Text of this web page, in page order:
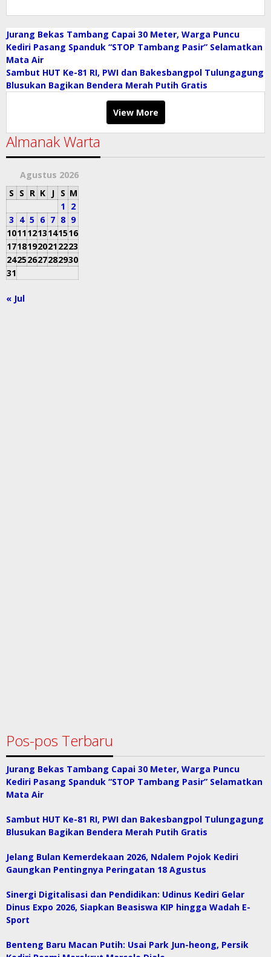
Jurang Bekas Tambang Capai 30 Meter, Warga Puncu
Kediri Pasang Spanduk “STOP Tambang Pasir” Selamatkan
Mata Air
Sambut HUT Ke-81 RI, PWI dan Bakesbangpol Tulungagung
Blusukan Bagikan Bendera Merah Putih Gratis
View More
Almanak Warta
Agustus 2026
S S R K J S M
1 2
3 4 5 6 7 8 9
10111213141516
17181920212223
24252627282930
31
« Jul
Pos-pos Terbaru
Jurang Bekas Tambang Capai 30 Meter, Warga Puncu
Kediri Pasang Spanduk “STOP Tambang Pasir” Selamatkan
Mata Air
Sambut HUT Ke-81 RI, PWI dan Bakesbangpol Tulungagung
Blusukan Bagikan Bendera Merah Putih Gratis
Jelang Bulan Kemerdekaan 2026, Ndalem Pojok Kediri
Gaungkan Pentingnya Peringatan 18 Agustus
Sinergi Digitalisasi dan Pendidikan: Udinus Kediri Gelar
Dinus Expo 2026, Siapkan Beasiswa KIP hingga Wadah E-
Sport
Benteng Baru Macan Putih: Usai Park Jun-heong, Persik